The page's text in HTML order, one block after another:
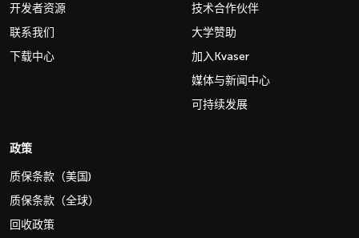
开发者资源
联系我们
下载中心
技术合作伙伴
大学赞助
加入Kvaser
媒体与新闻中心
可持续发展
政策
质保条款（美国)
质保条款（全球）
回收政策